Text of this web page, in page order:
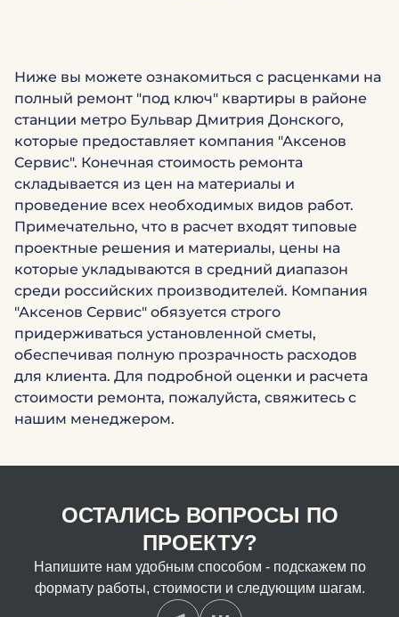
Ниже вы можете ознакомиться с расценками на
полный ремонт "под ключ" квартиры в районе
станции метро Бульвар Дмитрия Донского,
которые предоставляет компания "Аксенов
Сервис". Конечная стоимость ремонта
складывается из цен на материалы и
проведение всех необходимых видов работ.
Примечательно, что в расчет входят типовые
проектные решения и материалы, цены на
которые укладываются в средний диапазон
среди российских производителей. Компания
"Аксенов Сервис" обязуется строго
придерживаться установленной сметы,
обеспечивая полную прозрачность расходов
для клиента. Для подробной оценки и расчета
стоимости ремонта, пожалуйста, свяжитесь с
нашим менеджером.
ОСТАЛИСЬ ВОПРОСЫ ПО
ПРОЕКТУ?
Напишите нам удобным способом - подскажем по
формату работы, стоимости и следующим шагам.